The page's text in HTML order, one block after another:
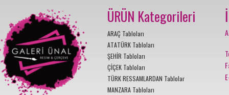
ÜRÜN Kategorileri
ARAÇ Tabloları
ATATÜRK Tabloları
ŞEHİR Tabloları
ÇİÇEK Tabloları
TÜRK RESSAMLARDAN Tablolar
MANZARA Tabloları